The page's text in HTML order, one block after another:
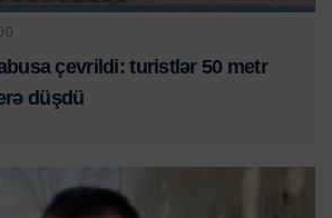
çevrildi: turistlər 50 metr
düşdü